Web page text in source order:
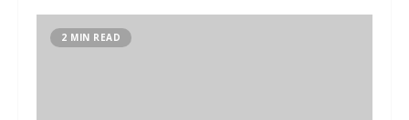
2 MIN READ